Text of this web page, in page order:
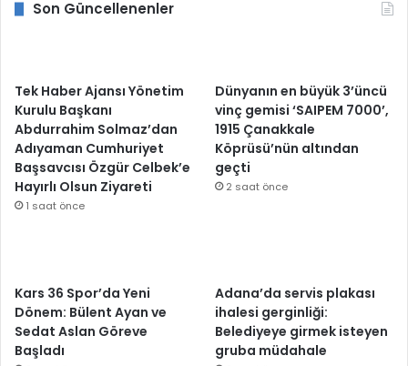
Son Güncellenenler
Tek Haber Ajansı Yönetim
Kurulu Başkanı
Abdurrahim Solmaz’dan
Adıyaman Cumhuriyet
Başsavcısı Özgür Celbek’e
Hayırlı Olsun Ziyareti
1 saat önce
Dünyanın en büyük 3’üncü
vinç gemisi ‘SAIPEM 7000’,
1915 Çanakkale
Köprüsü’nün altından
geçti
2 saat önce
Kars 36 Spor’da Yeni
Dönem: Bülent Ayan ve
Sedat Aslan Göreve
Başladı
Adana’da servis plakası
ihalesi gerginliği:
Belediyeye girmek isteyen
gruba müdahale